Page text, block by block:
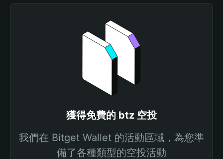
獲得免費的 btz 空投
我們在 Bitget Wallet 的活動區域，為您準
備了各種類型的空投活動